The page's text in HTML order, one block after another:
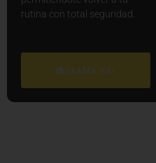
rutina con total seguridad.
¡LLAMA YA!